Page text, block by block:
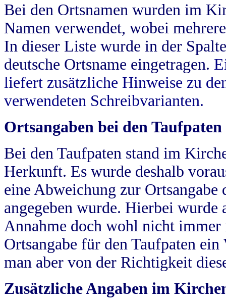
Bei den Ortsnamen wurden im
Namen verwendet, wobei
In dieser Liste wurde in der
deutsche Ortsname eingetragen.
liefert zusätzliche Hinweise zu
verwendeten Schreibvarianten.
Ortsangaben bei den Taufpaten
Bei den Taufpaten stand im
Herkunft. Es wurde deshalb
eine Abweichung zur
angegeben wurde. Hierbei wurde
Annahme doch wohl nicht
Ortsangabe für den Taufpaten
man aber von der Richtigkeit
Zusätzliche Angaben im